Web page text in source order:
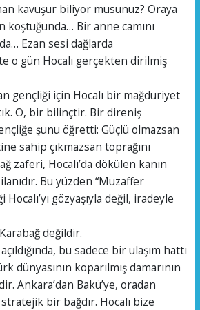
kavuşur biliyor musunuz? Oraya
koştuğunda… Bir anne camını
Ezan sesi dağlarda
o gün Hocalı gerçekten dirilmiş
gençliği için Hocalı bir mağduriyet
O, bir bilinçtir. Bir direniş
şunu öğretti: Güçlü olmazsan
sahip çıkmazsan toprağını
zaferi, Hocalı’da dökülen kanın
Bu yüzden “Muzaffer
gözyaşıyla değil, iradeyle
değildir.
bu sadece bir ulaşım hattı
dünyasının koparılmış damarının
Ankara’dan Bakü’ye, oradan
bir bağdır. Hocalı bize